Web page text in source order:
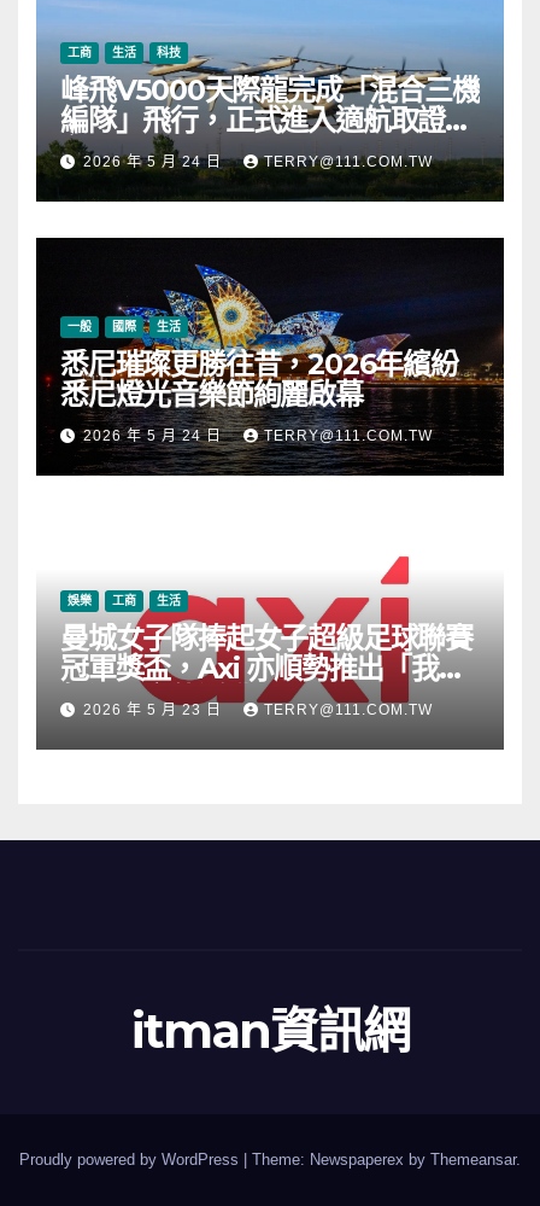
工商 生活 科技
峰飛V5000天際龍完成「混合三機
編隊」飛行，正式進入適航取證階
段2026 年 5 月 24 日 TERRY@111.COM.TW
一般 國際 生活
悉尼璀璨更勝往昔，2026年繽紛
悉尼燈光音樂節絢麗啟幕
2026 年 5 月 24 日 TERRY@111.COM.TW
娛樂 工商 生活
曼城女子隊捧起女子超級足球聯賽
冠軍獎盃，Axi 亦順勢推出「我的
根源」宣傳活動
2026 年 5 月 23 日 TERRY@111.COM.TW
itman資訊網
Proudly powered by WordPress Theme: Newspaperex by Themeansar.